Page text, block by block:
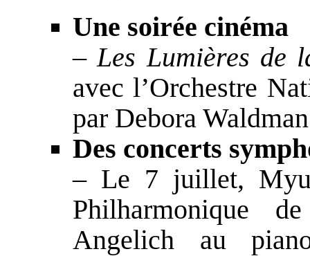
Une soirée cinéma
– Les Lumières de
avec l’Orchestre
par Debora
Des concerts
– Le 7 juillet,
Philharmonique
Angelich au